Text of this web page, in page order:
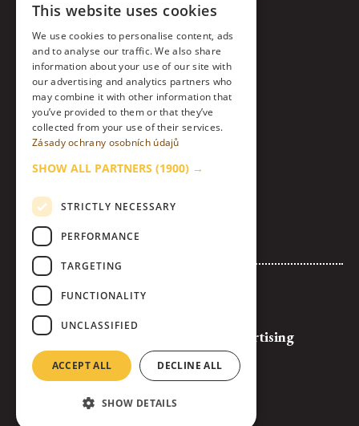
Facebook
Twitter
Instagram
LinkedIn
Contact
Personal Data Processing Policy
Cookies settings
Advertise with Us
Logos and Banners for Download
General Terms and Conditions of Advertising
Full Competition Rules
CZECH
ENGLISH
This website uses cookies
We use cookies to personalise content, ads
and to analyse our traffic. We also share
information about your use of our site with
our advertising and analytics partners who
may combine it with other information that
you’ve provided to them or that they’ve
collected from your use of their services.
Zásady ochrany osobních údajů
SHOW ALL PARTNERS (1900) →
STRICTLY NECESSARY
PERFORMANCE
TARGETING
FUNCTIONALITY
UNCLASSIFIED
ACCEPT ALL DECLINE ALL
SHOW DETAILS